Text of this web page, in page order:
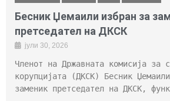
Бесник Џемаили избран за
претседател на ДКСК
јули 30, 2026
Членот на Државната комисија за
корупцијата (ДКСК) Бесник
заменик претседател на ДКСК,